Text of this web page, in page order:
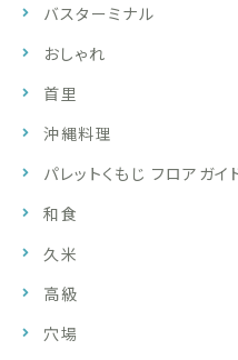
バスターミナル
おしゃれ
首里
沖縄料理
パレットくもじ フロアガイ
和食
久米
高級
穴場